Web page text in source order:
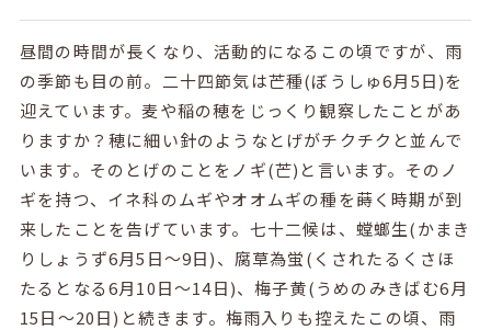
昼間の時間が長くなり、活動的になるこの頃ですが、雨
の季節も目の前。二十四節気は芒種(ぼうしゅ6月5日)を
迎えています。麦や稲の穂をじっくり観察したことがあ
りますか？穂に細い針のようなとげがチクチクと並んで
います。そのとげのことをノギ(芒)と言います。そのノ
ギを持つ、イネ科のムギやオオムギの種を蒔く時期が到
来したことを告げています。七十二候は、螳螂生(かまき
りしょうず6月5日～9日)、腐草為蛍(くされたるくさほ
たるとなる6月10日～14日)、梅子黄(うめのみきばむ6月
15日～20日)と続きます。梅雨入りも控えたこの頃、雨